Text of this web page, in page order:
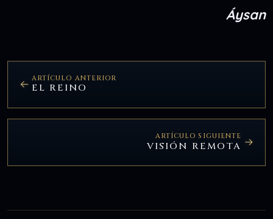
Áysan
ARTÍCULO ANTERIOR
EL REINO
ARTÍCULO SIGUIENTE
VISIÓN REMOTA